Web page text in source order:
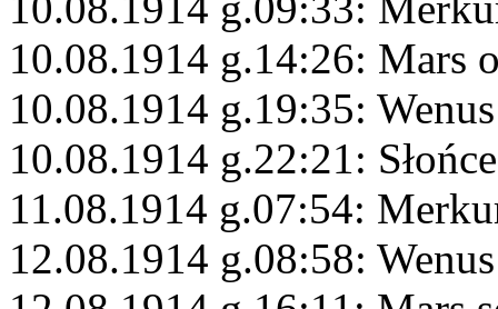
10.08.1914 g.14:26: Mars
10.08.1914 g.19:35:
10.08.1914 g.22:21:
11.08.1914 g.07:54:
12.08.1914 g.08:58: